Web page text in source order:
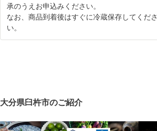
承のうえお申込みください。
なお、商品到着後はすぐに冷蔵保存してくださ
い。
大分県臼杵市のご紹介